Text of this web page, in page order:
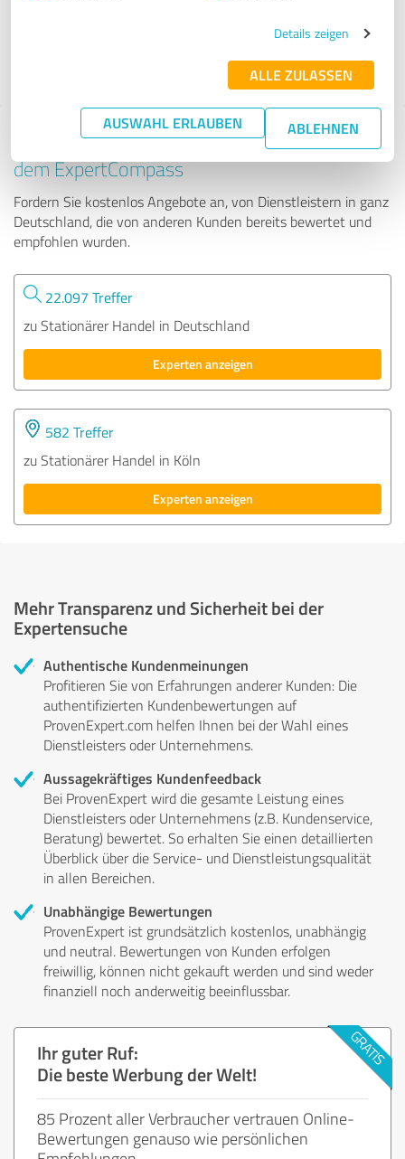
Details zeigen
ALLE ZULASSEN
AUSWAHL ERLAUBEN ABLEHNEN
Tipp: Die passenden Experten finden - mit
dem ExpertCompass
Fordern Sie kostenlos Angebote an, von Dienstleistern in ganz
Deutschland, die von anderen Kunden bereits bewertet und
empfohlen wurden.
22.097 Treffer
zu Stationärer Handel in Deutschland
Experten anzeigen
582 Treffer
zu Stationärer Handel in Köln
Experten anzeigen
Mehr Transparenz und Sicherheit bei der
Expertensuche
Authentische Kundenmeinungen
Profitieren Sie von Erfahrungen anderer Kunden: Die
authentifizierten Kundenbewertungen auf
ProvenExpert.com helfen Ihnen bei der Wahl eines
Dienstleisters oder Unternehmens.
Aussagekräftiges Kundenfeedback
Bei ProvenExpert wird die gesamte Leistung eines
Dienstleisters oder Unternehmens (z.B. Kundenservice,
Beratung) bewertet. So erhalten Sie einen detaillierten
Überblick über die Service- und Dienstleistungsqualität
in allen Bereichen.
Unabhängige Bewertungen
ProvenExpert ist grundsätzlich kostenlos, unabhängig
und neutral. Bewertungen von Kunden erfolgen
freiwillig, können nicht gekauft werden und sind weder
finanziell noch anderweitig beeinflussbar.
Ihr guter Ruf:
Die beste Werbung der Welt!
85 Prozent aller Verbraucher vertrauen Online-
Bewertungen genauso wie persönlichen